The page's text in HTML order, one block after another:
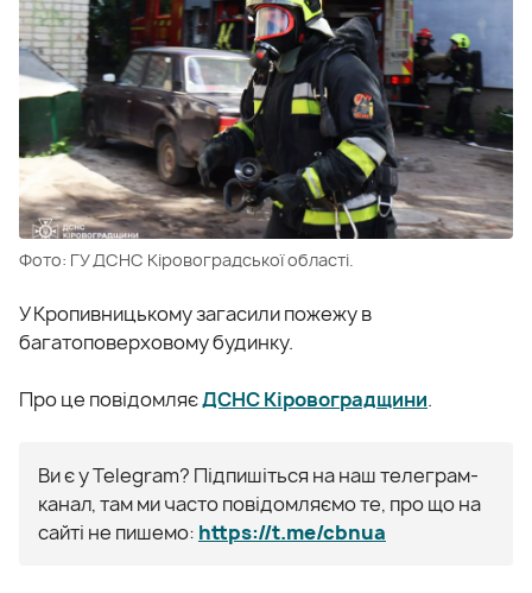
Фото: ГУ ДСНС Кіровоградської області.
У Кропивницькому загасили пожежу в
багатоповерховому будинку.
Про це повідомляєДСНС Кіровоградщини.
Ви є у Telegram? Підпишіться на наш телеграм-
канал, там ми часто повідомляємо те, про що на
сайті не пишемо: https://t.me/cbnua